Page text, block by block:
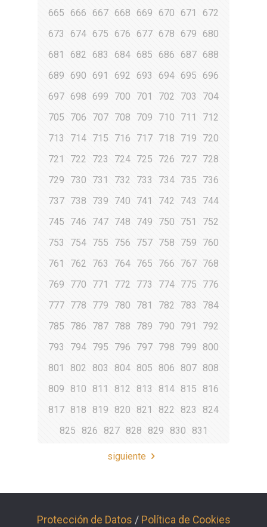
665
666 667 668 669 670 671
672
673
674 675 676 677 678 679
680
681
682 683 684 685 686 687 688
689
690 691 692 693 694 695
696
697 698 699 700 701 702 703
704
705
706 707 708 709 710 711
712
713
714 715 716 717 718 719
720
721
722 723 724 725 726 727 728
729
730 731 732 733 734 735
736
737 738 739 740 741 742 743
744
745
746 747 748 749 750 751
752
753
754 755 756 757 758 759
760
761
762 763 764 765 766 767 768
769
770 771 772 773 774 775
776
777 778 779 780 781 782 783
784
785
786 787 788 789 790 791
792
793
794 795 796 797 798 799
800
801
802 803 804 805 806 807 808
809
810 811 812 813 814 815
816
817 818 819 820 821 822 823
824
825
826 827 828 829 830 831
siguiente
Protección de Datos / Política de Cookies